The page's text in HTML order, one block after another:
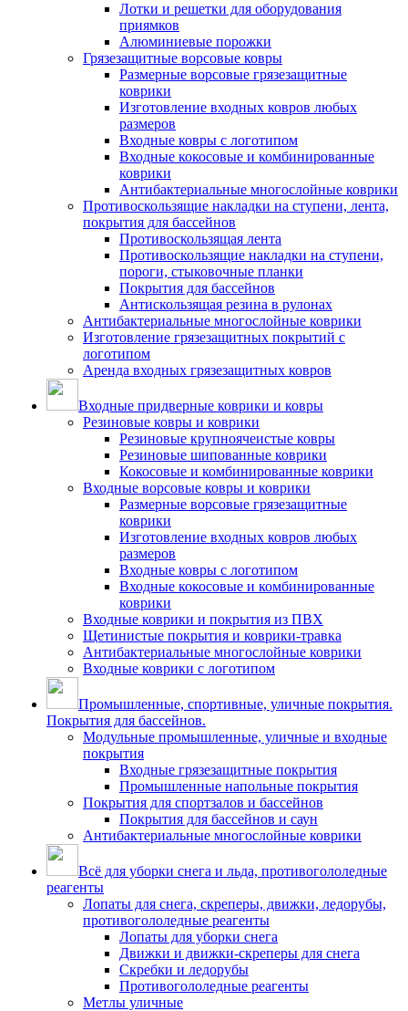
Лотки и решетки для оборудования
приямков
Алюминиевые порожки
Грязезащитные ворсовые ковры
Размерные ворсовые грязезащитные
коврики
Изготовление входных ковров любых
размеров
Входные ковры с логотипом
Входные кокосовые и комбинированные
коврики
Антибактериальные многослойные коврики
Противоскользящие накладки на ступени, лента,
покрытия для бассейнов
Противоскользящая лента
Противоскользящие накладки на ступени,
пороги, стыковочные планки
Покрытия для бассейнов
Антискользящая резина в рулонах
Антибактериальные многослойные коврики
Изготовление грязезащитных покрытий с
логотипом
Аренда входных грязезащитных ковров
Входные придверные коврики и ковры
Резиновые ковры и коврики
Резиновые крупноячеистые ковры
Резиновые шипованные коврики
Кокосовые и комбинированные коврики
Входные ворсовые ковры и коврики
Размерные ворсовые грязезащитные
коврики
Изготовление входных ковров любых
размеров
Входные ковры с логотипом
Входные кокосовые и комбинированные
коврики
Входные коврики и покрытия из ПВХ
Щетинистые покрытия и коврики-травка
Антибактериальные многослойные коврики
Входные коврики с логотипом
Промышленные, спортивные, уличные покрытия.
Покрытия для бассейнов.
Модульные промышленные, уличные и входные
покрытия
Входные грязезащитные покрытия
Промышленные напольные покрытия
Покрытия для спортзалов и бассейнов
Покрытия для бассейнов и саун
Антибактериальные многослойные коврики
Всё для уборки снега и льда, противогололедные
реагенты
Лопаты для снега, скреперы, движки, ледорубы,
противогололедные реагенты
Лопаты для уборки снега
Движки и движки-скреперы для снега
Скребки и ледорубы
Противогололедные реагенты
Метлы уличные